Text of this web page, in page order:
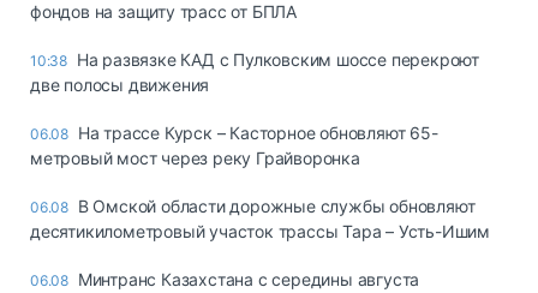
фондов на защиту трасс от БПЛА
10:38 На развязке КАД с Пулковским шоссе перекроют
две полосы движения
06.08 На трассе Курск – Касторное обновляют 65-
метровый мост через реку Грайворонка
06.08 В Омской области дорожные службы обновляют
десятикилометровый участок трассы Тара – Усть-Ишим
06.08 Минтранс Казахстана с середины августа